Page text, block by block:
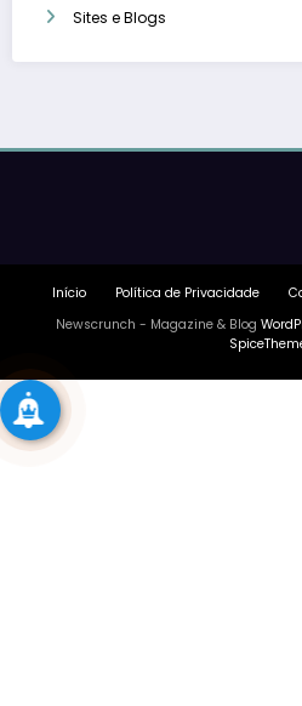
Sites e Blogs
Início Política de Privacidade
Newscrunch - Magazine & Blog